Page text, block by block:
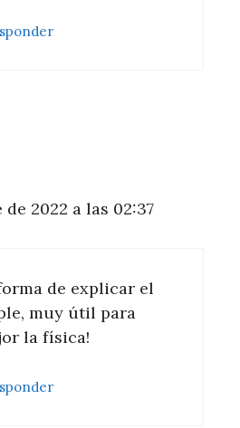
2022 a las 02:37
de explicar el
muy útil para
la física!